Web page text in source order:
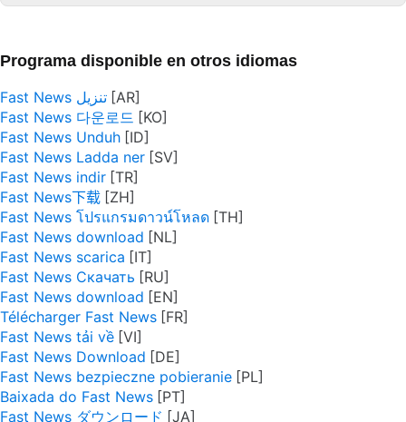
Programa disponible en otros idiomas
Fast News تنزيل
Fast News 다운로드
Fast News Unduh
Fast News Ladda ner
Fast News indir
Fast News下载
Fast News โปรแกรมดาวน์โหลด
Fast News download
Fast News scarica
Fast News Скачать
Fast News download
Télécharger Fast News
Fast News tải về
Fast News Download
Fast News bezpieczne pobieranie
Baixada do Fast News
Fast News ダウンロード